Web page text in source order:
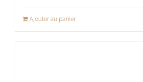
Ajouter au panier